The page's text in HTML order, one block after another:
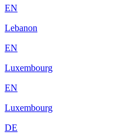
EN
Lebanon
EN
Luxembourg
EN
Luxembourg
DE